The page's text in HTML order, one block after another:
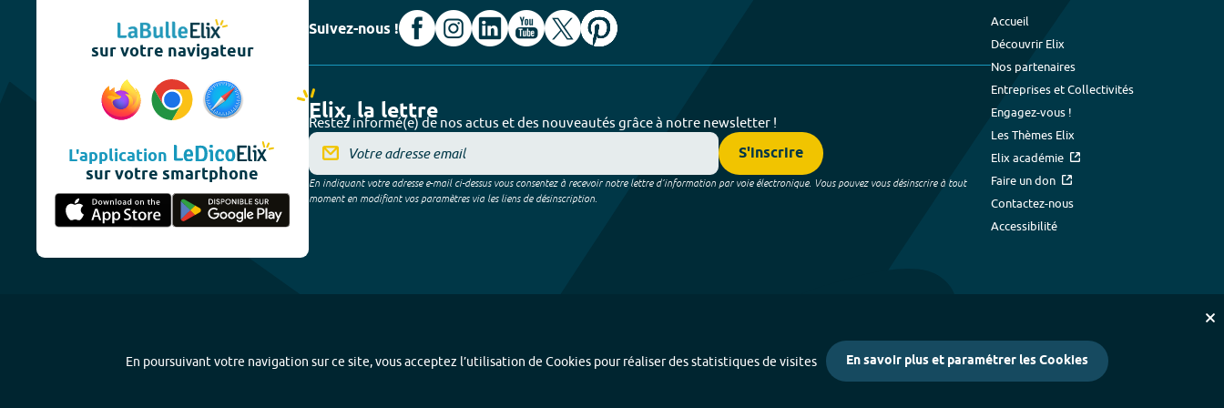
sur votre navigateur
L'application
sur votre smartphone
Suivez-nous !
Elix, la lettre
Restez informé(e) de nos actus et des nouveautés grâce à notre newsletter !
S'inscrire
En indiquant votre adresse e-mail ci-dessus vous consentez à recevoir notre lettre d’information par voie électronique. Vous pouvez vous désinscrire à tout
moment en modifiant vos paramètres via les liens de désinscription.
Accueil
Découvrir Elix
Nos partenaires
Entreprises et Collectivités
Engagez-vous !
Les Thèmes Elix
Elix académie
Faire un don
Contactez-nous
Accessibilité
En poursuivant votre navigation sur ce site, vous acceptez l’utilisation de Cookies pour réaliser des statistiques de visites En savoir plus et paramétrer les Cookies